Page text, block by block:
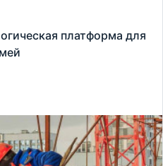
платформа для